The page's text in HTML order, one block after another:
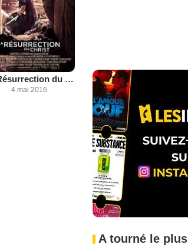
La Résurrection du Christ
4 mai 2016
A tourné le